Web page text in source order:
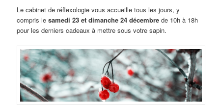
Le cabinet de réflexologie vous accueille tous les jours, y
compris le samedi 23 et dimanche 24 décembrede 10h à 18h
pour les derniers cadeaux à mettre sous votre sapin.